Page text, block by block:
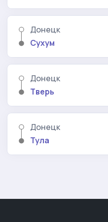
Донецк
Сухум
Донецк
Тверь
Донецк
Тула